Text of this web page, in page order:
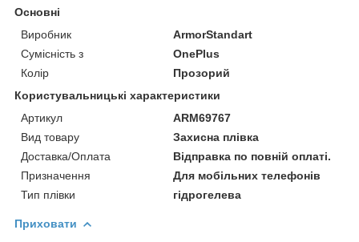
Основні
Виробник
ArmorStandart
Сумісність з
OnePlus
Колір
Прозорий
Користувальницькі характеристики
Артикул
ARM69767
Вид товару
Захисна плівка
Доставка/Оплата
Відправка по повній оплаті.
Призначення
Для мобільних телефонів
Тип плівки
гідрогелева
Приховати